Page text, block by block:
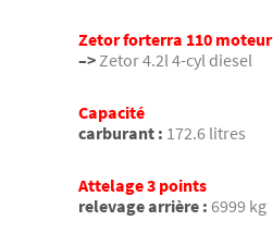
Zetor forterra 110 moteur
–>Zetor 4.2l 4-cyl diesel
Capacité
carburant : 172.6 litres
Attelage 3 points
relevage arrière : 6999 kg